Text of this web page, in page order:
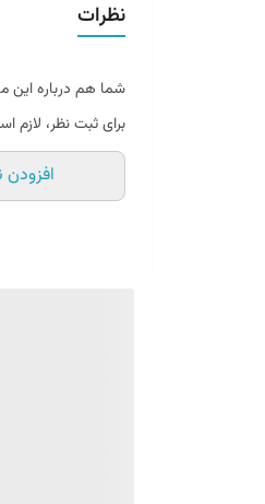
نظرات
شما هم درباره این
برای ثبت نظر، لازم
افزودن